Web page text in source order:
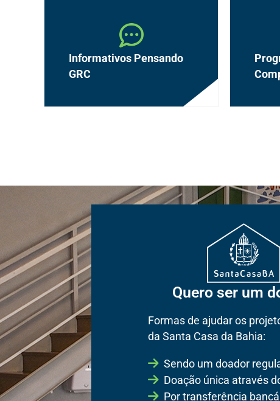
Informativos Pensando
GRC
Quero ser um
Formas de ajudar os
da Santa Casa da Bahia:
Sendo um doador
Doação única através
Por transferência